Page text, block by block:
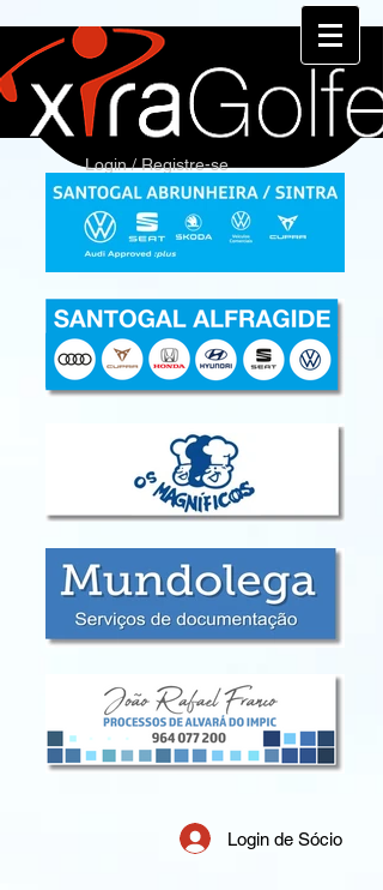
Login / Registre-se
Login de Sócio